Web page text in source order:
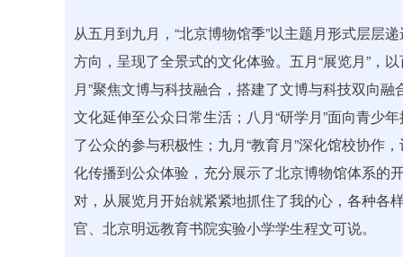
从五月到九月，“北京博物馆季”以主题月形式层层
方向，呈现了全景式的文化体验。五月“展览月”，
月”聚焦文博与科技融合，搭建了文博与科技双向
文化延伸至公众日常生活；八月“研学月”面向青少
了公众的参与积极性；九月“教育月”深化馆校协作
化传播到公众体验，充分展示了北京博物馆体系的
对，从展览月开始就紧紧地抓住了我的心，各种各
官、北京明远教育书院实验小学学生程文可说。